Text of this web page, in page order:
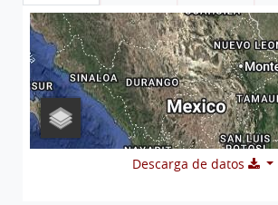
Descarga de datos